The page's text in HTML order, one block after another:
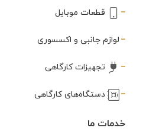
قطعات موبایل
لوازم جانبی و اکسسوری
تجهیزات کارگاهی
دستگاه‌های کارگاهی
خدمات ما